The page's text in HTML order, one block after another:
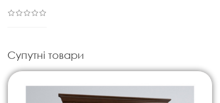
Супутні товари